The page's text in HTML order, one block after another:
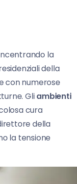
la
della
con numerose
Gliambienti
cura
della
la tensione